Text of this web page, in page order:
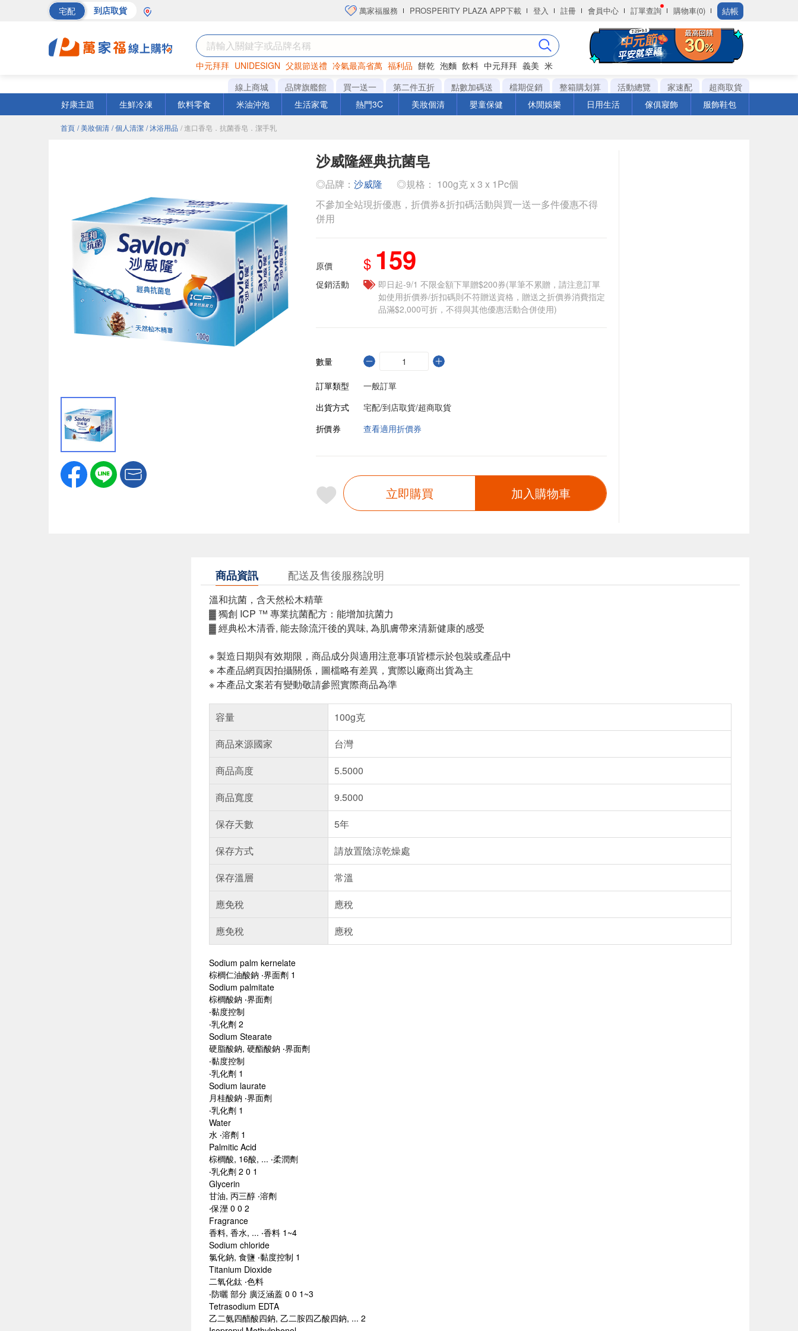
宅配 到店取貨 萬家福服務 PROSPERITY PLAZA APP下載 登入 註冊 會員中心 訂單查詢 購物車(0) 結帳
中元拜拜 UNIDESIGN 父親節送禮 冷氣最高省萬 福利品 餅乾 泡麵 飲料 中元拜拜 義美 米
巧克力 罐頭 衛生紙
線上商城 品牌旗艦館 買一送一 第二件五折 點數加碼送 檔期促銷 整箱購划算 活動總覽 家速配
超商取貨
好康主題
生鮮冷凍 飲料零食 米油沖泡 生活家電 熱門3C 美妝個清 嬰童保健 休閒娛樂 日用生活 傢俱寢飾 服飾鞋包
首頁 / 美妝個清 / 個人清潔 / 沐浴用品 / 進口香皂．抗菌香皂．潔手乳
沙威隆經典抗菌皂
◎品牌： 沙威隆
◎規格： 100g克 x 3 x 1Pc個
不參加全站現折優惠，折價券&折扣碼活動與買一送一多件優惠不得
併用
原價 $ 159
促銷活動
即日起-9/1 不限金額下單贈$200券(單筆不累贈，請注意訂單
如使用折價券/折扣碼則不符贈送資格，贈送之折價券消費指定
品滿$2,000可折，不得與其他優惠活動合併使用)
數量
訂單類型
一般訂單
出貨方式
宅配/到店取貨/超商取貨
折價券
查看適用折價券
立即購買 加入購物車
商品資訊 配送及售後服務說明
溫和抗菌，含天然松木精華
▓ 獨創 ICP ™ 專業抗菌配方：能增加抗菌力
▓ 經典松木清香, 能去除流汗後的異味, 為肌膚帶來清新健康的感受
※ 製造日期與有效期限，商品成分與適用注意事項皆標示於包裝或產品中
※ 本產品網頁因拍攝關係，圖檔略有差異，實際以廠商出貨為主
※ 本產品文案若有變動敬請參照實際商品為準
容量
100g克
商品來源國家
台灣
商品高度
5.5000
商品寬度
9.5000
保存天數
5年
保存方式
請放置陰涼乾燥處
保存溫層
常溫
應免稅
應稅
應免稅
應稅
Sodium palm kernelate
棕櫚仁油酸鈉 ‧界面劑 1
Sodium palmitate
棕櫚酸鈉 ‧界面劑
‧黏度控制
‧乳化劑 2
Sodium Stearate
硬脂酸鈉, 硬酯酸鈉 ‧界面劑
‧黏度控制
‧乳化劑 1
Sodium laurate
月桂酸鈉 ‧界面劑
‧乳化劑 1
Water
水 ‧溶劑 1
Palmitic Acid
棕櫚酸, 16酸, ... ‧柔潤劑
‧乳化劑 2 0 1
Glycerin
甘油, 丙三醇 ‧溶劑
‧保溼 0 0 2
Fragrance
香料, 香水, ... ‧香料 1~4
Sodium chloride
氯化鈉, 食鹽 ‧黏度控制 1
Titanium Dioxide
二氧化鈦 ‧色料
‧防曬 部分 廣泛涵蓋 0 0 1~3
Tetrasodium EDTA
乙二氨四醋酸四鈉, 乙二胺四乙酸四鈉, ... 2